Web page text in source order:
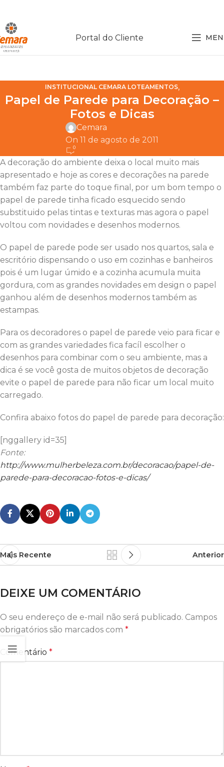
Portal do Cliente
INSTITUCIONAL CEMARA LOTEAMENTOS,
NOTÍCIAS SOBRE LOTEAMENTOS
Papel de Parede para Decoração –
Fotos e Dicas
Cemara
On 11 de agosto de 2011
0
A decoração do ambiente deixa o local muito mais
apresentado e hoje as cores e decorações na parede
também faz parte do toque final, por um bom tempo o
papel de parede tinha ficado esquecido sendo
substituido pelas tintas e texturas mas agora o papel
voltou com novidades e desenhos modernos.
O papel de parede pode ser usado nos quartos, sala e
escritório dispensando o uso em cozinhas e banheiros
pois é um lugar úmido e a cozinha acumula muita
gordura, com as grandes novidades em design o papel
ganhou além de desenhos modernos também as
estampas.
Para os decoradores o papel de parede veio para ficar e
com as grandes variedades fica facíl escolher o
desenhos para combinar com o seu ambiente, mas a
dica é se você gosta de muitos objetos de decoração
evite o papel de parede para não ficar um local muito
carregado.
Confira abaixo fotos do papel de parede para decoração:
[nggallery id=35]
Fonte:
http://www.mulherbeleza.com.br/decoracao/papel-de-
parede-para-decoracao-fotos-e-dicas/
Mais Recente Anterior
DEIXE UM COMENTÁRIO
O seu endereço de e-mail não será publicado. Campos
obrigatórios são marcados com *
Comentário *